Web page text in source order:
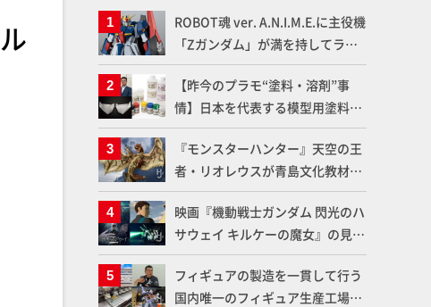
ROBOT魂 ver. A.N.I.M.E.に主役機
「Zガンダム」が満を持してライ
ンナップ！ウェイブライダーへの
変形、劇中どおりのプロポーショ
ンを再現【機動戦士Zガンダム】
【昨今のプラモ“塗料・溶剤”事
情】日本を代表する模型用塗料
「Mr.カラー」やツールメーカー
である「GSIクレオス」が語るラ
ッカー塗料の未来とは？
『モンスターハンター』天空の王
者・リオレウスが青島文化教材社
「PLAfig.」にラインナップ！原
型・蟹蟲修造氏の彩色作例で超ハ
イディテールかつ躍動感に満ちた
造形をチェック
映画『機動戦士ガンダム 閃光のハ
サウェイ キルケーの魔女』の見放
題配信が8月31日（月）よりスタ
ート！Prime Videoで国内独占配
信
フィギュアの製造を一貫して行う
国内唯一のフィギュア生産工場グ